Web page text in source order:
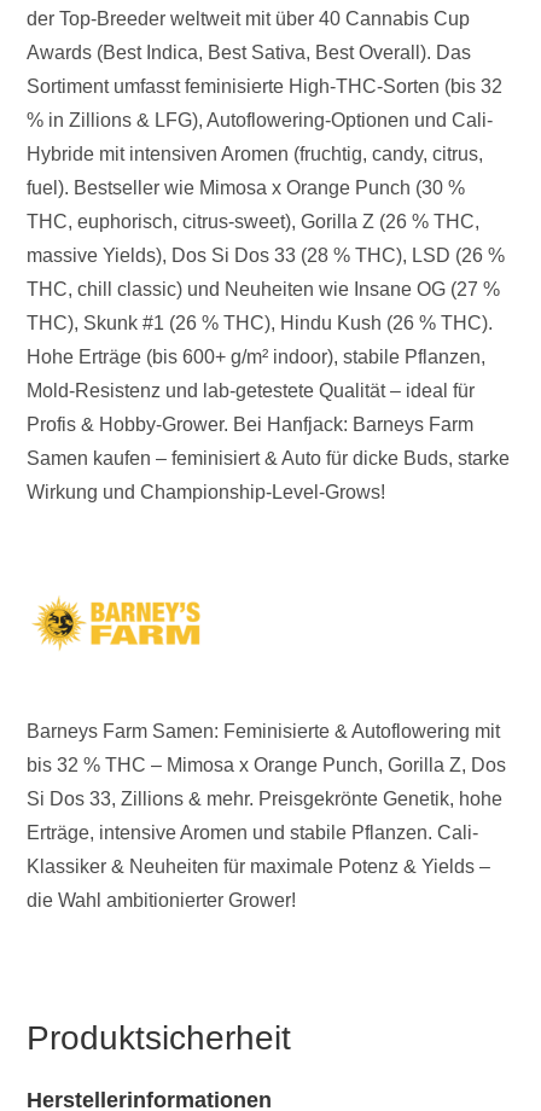
der Top-Breeder weltweit mit über 40 Cannabis Cup
Awards (Best Indica, Best Sativa, Best Overall). Das
Sortiment umfasst feminisierte High-THC-Sorten (bis 32
% in Zillions & LFG), Autoflowering-Optionen und Cali-
Hybride mit intensiven Aromen (fruchtig, candy, citrus,
fuel). Bestseller wie Mimosa x Orange Punch (30 %
THC, euphorisch, citrus-sweet), Gorilla Z (26 % THC,
massive Yields), Dos Si Dos 33 (28 % THC), LSD (26 %
THC, chill classic) und Neuheiten wie Insane OG (27 %
THC), Skunk #1 (26 % THC), Hindu Kush (26 % THC).
Hohe Erträge (bis 600+ g/m² indoor), stabile Pflanzen,
Mold-Resistenz und lab-getestete Qualität – ideal für
Profis & Hobby-Grower. Bei Hanfjack: Barneys Farm
Samen kaufen – feminisiert & Auto für dicke Buds, starke
Wirkung und Championship-Level-Grows!
Barneys Farm Samen: Feminisierte & Autoflowering mit
bis 32 % THC – Mimosa x Orange Punch, Gorilla Z, Dos
Si Dos 33, Zillions & mehr. Preisgekrönte Genetik, hohe
Erträge, intensive Aromen und stabile Pflanzen. Cali-
Klassiker & Neuheiten für maximale Potenz & Yields –
die Wahl ambitionierter Grower!
Produktsicherheit
Herstellerinformationen